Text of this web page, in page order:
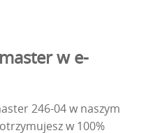
w e-
246-04 w naszym
w 100%